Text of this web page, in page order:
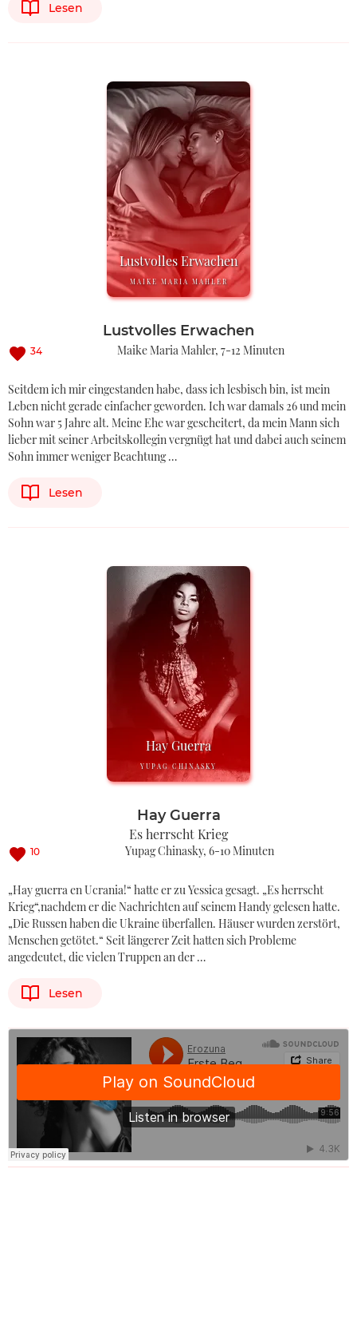
Lesen
Lustvolles Erwachen
MAIKE MARIA MAHLER
Lustvolles Erwachen
34 Maike Maria Mahler 7-12 Minuten
Seitdem ich mir eingestanden habe, dass ich lesbisch bin, ist mein
Leben nicht gerade einfacher geworden. Ich war damals 26 und mein
Sohn war 5 Jahre alt. Meine Ehe war gescheitert, da mein Mann sich
lieber mit seiner Arbeitskollegin vergnügt hat und dabei auch seinem
Sohn immer weniger Beachtung …
Lesen
Hay Guerra
YUPAG CHINASKY
Hay Guerra
Es herrscht Krieg
10 Yupag Chinasky 6-10 Minuten
„Hay guerra en Ucrania!“ hatte er zu Yessica gesagt. „Es herrscht
Krieg“,nachdem er die Nachrichten auf seinem Handy gelesen hatte.
„Die Russen haben die Ukraine überfallen. Häuser wurden zerstört,
Menschen getötet.“ Seit längerer Zeit hatten sich Probleme
angedeutet, die vielen Truppen an der …
Lesen